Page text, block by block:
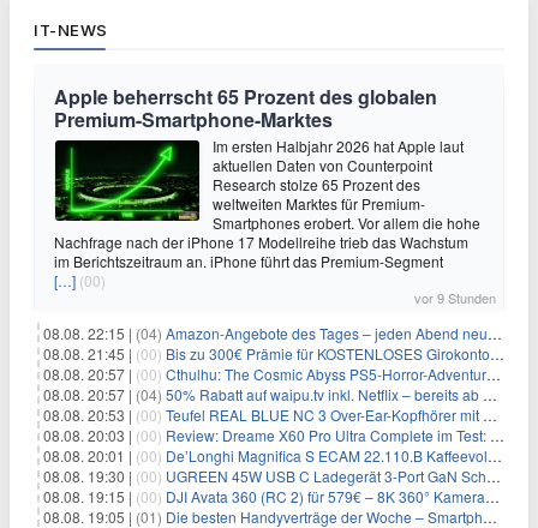
IT-NEWS
Apple beherrscht 65 Prozent des globalen
Premium-Smartphone-Marktes
Im ersten Halbjahr 2026 hat Apple laut
aktuellen Daten von Counterpoint
Research stolze 65 Prozent des
weltweiten Marktes für Premium-
Smartphones erobert. Vor allem die hohe
Nachfrage nach der iPhone 17 Modellreihe trieb das Wachstum
im Berichtszeitraum an. iPhone führt das Premium-Segment
[…] (00)
vor 9 Stunden
08.08. 22:15 | (04) Amazon-Angebote des Tages – jeden Abend neue Deals zum Stöbern
08.08. 21:45 | (00) Bis zu 300€ Prämie für KOSTENLOSES Girokonto bei der Santander – 50€ schon nach 1 Woche!
08.08. 20:57 | (00) Cthulhu: The Cosmic Abyss PS5-Horror-Adventure für 27,99€
08.08. 20:57 | (04) 50% Rabatt auf waipu.tv inkl. Netflix – bereits ab 9€/Monat (statt 17,99€)
08.08. 20:53 | (00) Teufel REAL BLUE NC 3 Over-Ear-Kopfhörer mit ANC für 149,99€
08.08. 20:03 | (00) Review: Dreame X60 Pro Ultra Complete im Test: 42.000 Pa, 100 °C Moppwäsche & erstaunlich viel Technik in nur 8,9 cm Höhe
08.08. 20:01 | (00) De’Longhi Magnifica S ECAM 22.110.B Kaffeevollautomat für 269€
08.08. 19:30 | (00) UGREEN 45W USB C Ladegerät 3-Port GaN Schnellladegerät für 12,96€
08.08. 19:15 | (00) DJI Avata 360 (RC 2) für 579€ – 8K 360° Kameradrohne
08.08. 19:05 | (01) Die besten Handyverträge der Woche – Smartphone-Tarife & SIM-Only im Überblick